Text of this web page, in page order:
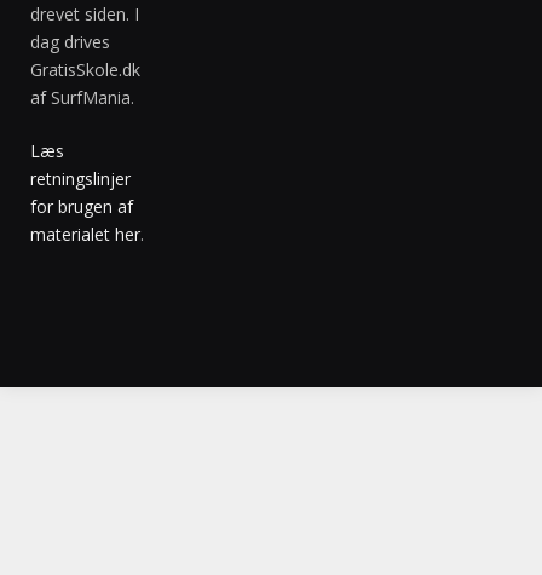
drevet siden. I
dag drives
GratisSkole.dk
af SurfMania.
Læs
retningslinjer
for brugen af
materialet her.